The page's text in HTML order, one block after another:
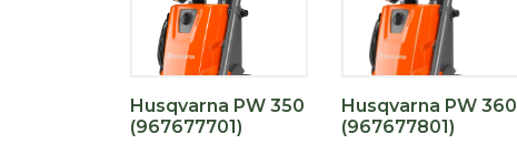
Husqvarna PW 350
(967677701)
Husqvarna PW 360
(967677801)